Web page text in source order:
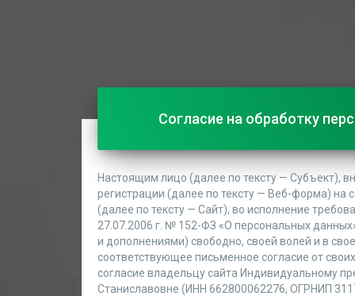
Согласие на обработку
Настоящим лицо (далее по тексту — Субъект),
регистрации (далее по тексту — Веб-форма) на
(далее по тексту — Сайт), во исполнение
27.07.2006 г. № 152-ФЗ «О персональных
и дополнениями) свободно, своей волей и в
соответствующее письменное согласие от
согласие владельцу сайта Индивидуальному
Станиславовне (ИНН 662800062276, ОГРНИП